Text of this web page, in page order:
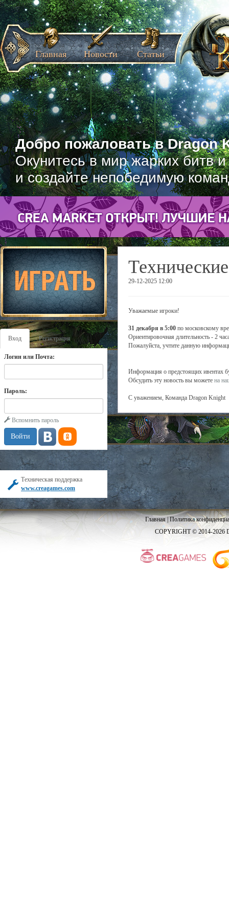
Добро пожаловать в Dragon
Окунитесь в мир жарких битв
и создайте непобедимую
Главная Новости Статьи
Вход Регистрация
Логин или Почта:
Пароль:
Вспомнить пароль
Техническая поддержка
www.creagames.com
29-12-2025 12:00
Уважаемые игроки!
31 декабря в 5:00 по московскому
Ориентировочная длительность - 2
Пожалуйста, учтите данную
Информация о предстоящих ивентах
Обсудить эту новость вы можете на
С уважением, Команда Dragon Knight
Главная|Политика
COPYRIGHT © 2014-2026